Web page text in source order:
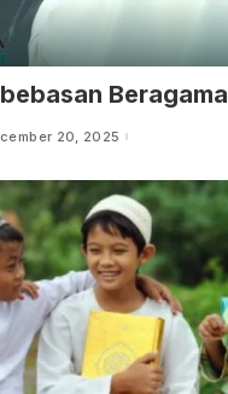
Beragama
20, 2025